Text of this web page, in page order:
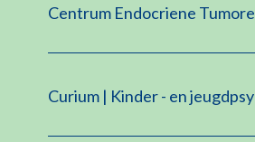
Centrum Endocriene
Curium | Kinder - en